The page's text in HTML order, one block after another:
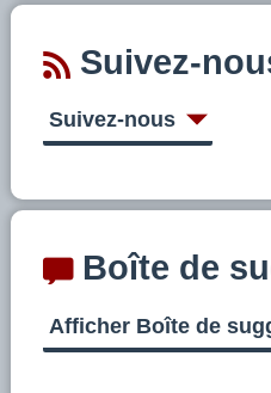
Suivez-
Suivez-nous
Boîte de
Afficher Boîte de